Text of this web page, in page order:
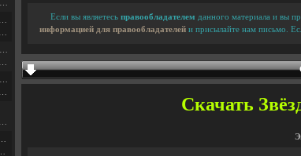
Если вы являетесь правообладателем данного материала и вы
информацией для правообладателей и присылайте нам письмо.
Скачать